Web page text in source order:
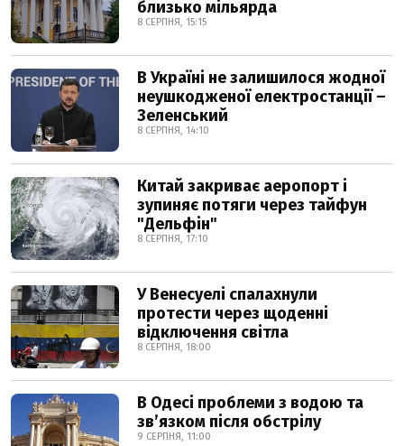
близько мільярда
8 СЕРПНЯ, 15:15
В Україні не залишилося жодної
неушкодженої електростанції –
Зеленський
8 СЕРПНЯ, 14:10
Китай закриває аеропорт і
зупиняє потяги через тайфун
"Дельфін"
8 СЕРПНЯ, 17:10
У Венесуелі спалахнули
протести через щоденні
відключення світла
8 СЕРПНЯ, 18:00
В Одесі проблеми з водою та
звʼязком після обстрілу
9 СЕРПНЯ, 11:00